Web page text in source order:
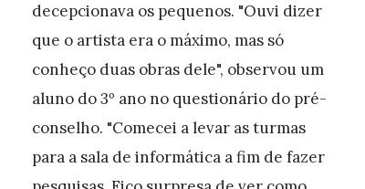
decepcionava os pequenos. "Ouvi dizer
que o artista era o máximo, mas só
conheço duas obras dele", observou um
aluno do 3º ano no questionário do pré-
conselho. "Comecei a levar as turmas
para a sala de informática a fim de fazer